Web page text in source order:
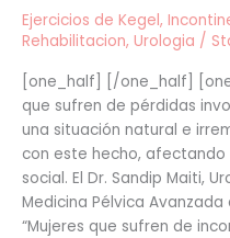
Ejercicios de Kegel,
Rehabilitacion, Urologia /
[one_half] [/one_half]
que sufren de pérdidas
una situación natural e
con este hecho,
social. El Dr. Sandip Maiti,
Medicina Pélvica
“Mujeres que sufren de
y
Embarazo
Debes
Conocer